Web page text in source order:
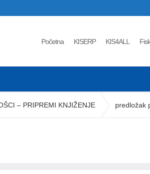
Početna KISERP KIS4ALL
– PRIPREMI KNJIŽENJE predložak